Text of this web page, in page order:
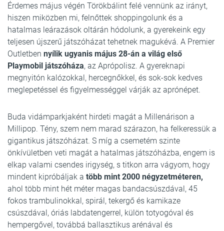
Érdemes május végén Törökbálint felé vennünk az irányt,
hiszen miközben mi, felnőttek shoppingolunk és a
hatalmas leárazások oltárán hódolunk, a gyerekeink egy
teljesen újszerű játszóházat tehetnek magukévá. A Premier
Outletben nyílik ugyanis május 28-án a világ első
Playmobil játszóháza, az Aprópolisz. A gyereknapi
megnyitón kalózokkal, hercegnőkkel, és sok-sok kedves
meglepetéssel és figyelmességgel várják az aprónépet.
Buda vidámparkjaként hirdeti magát a Millenárison a
Millipop. Tény, szem nem marad szárazon, ha felkeressük a
gigantikus játszóházat. S míg a csemetém szinte
önkívületben veti magát a hatalmas játszóházba, engem is
elkap valami csendes irigység, s titkon arra vágyom, hogy
mindent kipróbáljak a több mint 2000 négyzetméteren,
ahol több mint hét méter magas bandacsúszdával, 45
fokos trambulinokkal, spirál, tekergő és kamikaze
csúszdával, óriás labdatengerrel, külön totyogóval és
hempergővel, továbbá ballasztikus arénával és